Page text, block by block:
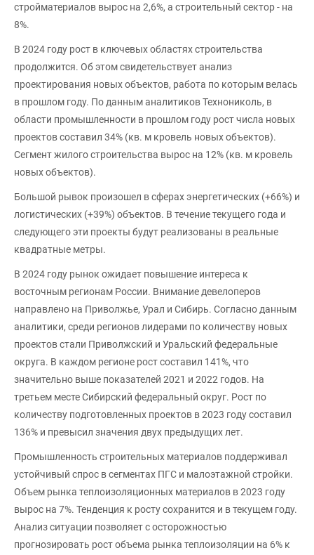
стройматериалов вырос на 2,6%, а строительный сектор - на
8%.
В 2024 году рост в ключевых областях строительства
продолжится. Об этом свидетельствует анализ
проектирования новых объектов, работа по которым велась
в прошлом году. По данным аналитиков Технониколь, в
области промышленности в прошлом году рост числа новых
проектов составил 34% (кв. м кровель новых объектов).
Сегмент жилого строительства вырос на 12% (кв. м кровель
новых объектов).
Большой рывок произошел в сферах энергетических (+66%) и
логистических (+39%) объектов. В течение текущего года и
следующего эти проекты будут реализованы в реальные
квадратные метры.
В 2024 году рынок ожидает повышение интереса к
восточным регионам России. Внимание девелоперов
направлено на Приволжье, Урал и Сибирь. Согласно данным
аналитики, среди регионов лидерами по количеству новых
проектов стали Приволжский и Уральский федеральные
округа. В каждом регионе рост составил 141%, что
значительно выше показателей 2021 и 2022 годов. На
третьем месте Сибирский федеральный округ. Рост по
количеству подготовленных проектов в 2023 году составил
136% и превысил значения двух предыдущих лет.
Промышленность строительных материалов поддерживал
устойчивый спрос в сегментах ПГС и малоэтажной стройки.
Объем рынка теплоизоляционных материалов в 2023 году
вырос на 7%. Тенденция к росту сохранится и в текущем году.
Анализ ситуации позволяет с осторожностью
прогнозировать рост объема рынка теплоизоляции на 6% к